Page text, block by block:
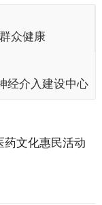
众健康
经介入建设中心
药文化惠民活动